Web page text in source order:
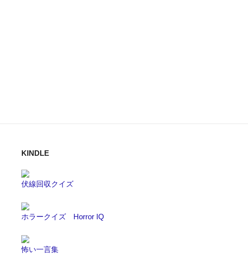
KINDLE
伏線回収クイズ
ホラークイズ Horror IQ
怖い一言集